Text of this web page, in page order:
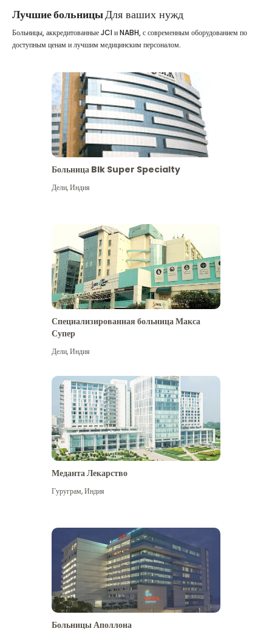
Лучшие больницыДля ваших нужд
Больницы, аккредитованные JCI и NABH, с современным оборудованием по
доступным ценам и лучшим медицинским персоналом.
Больница Blk Super Specialty
Дели,Индия
Специализированная больница Макса
Супер
Дели,Индия
Меданта Лекарство
Гуруграм,Индия
Больницы Аполлона